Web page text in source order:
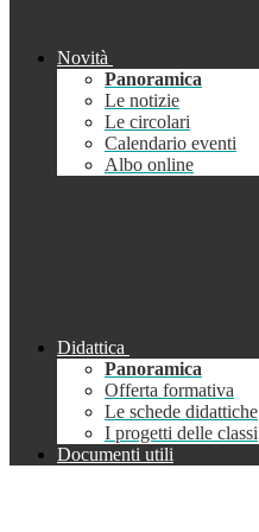
Novità
Panoramica
Le notizie
Le circolari
Calendario eventi
Albo online
Didattica
Panoramica
Offerta formativa
Le schede didattiche
I progetti delle classi
Documenti utili